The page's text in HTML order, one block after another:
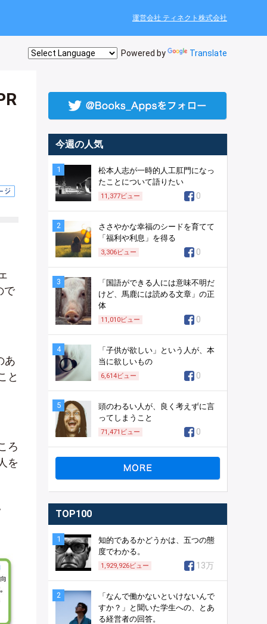
運営会社 ティネクト株式会社
Powered by Translate
で
あ
と
ろ
を
今週の人気
1
松本人志が一時的人工肛門になっ
たことについて語りたい
11,377ビュー 0
2
ささやかな幸福のシードを育てて
「福利や利息」を得る
3,306ビュー 0
3
「国語ができる人には意味不明だ
けど、馬鹿には読める文章」の正
体
11,010ビュー 0
4
「子供が欲しい」という人が、本
当に欲しいもの
6,614ビュー 0
5
頭のわるい人が、良く考えずに言
ってしまうこと
71,471 ビュー 0
TOP100
1
知的であるかどうかは、五つの態
度でわかる。
1,929,926ビュー 13万
2
「なんで働かないといけないんで
すか？」と聞いた学生への、とあ
る経営者の回答。